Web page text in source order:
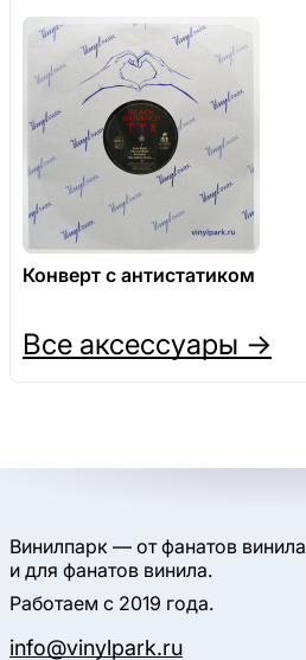
Конверт с антистатиком
Все аксессуары →
Винилпарк — от фанатов винила
и для фанатов винила.
Работаем с 2019 года.
info@vinylpark.ru